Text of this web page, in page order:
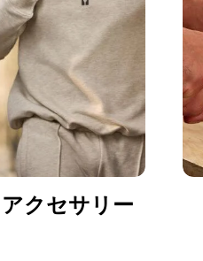
クセサリー